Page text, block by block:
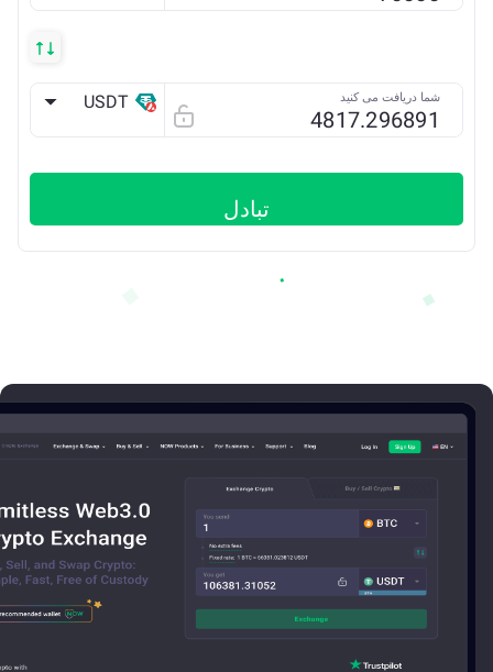
شما دریافت می کنید USDT
تبادل